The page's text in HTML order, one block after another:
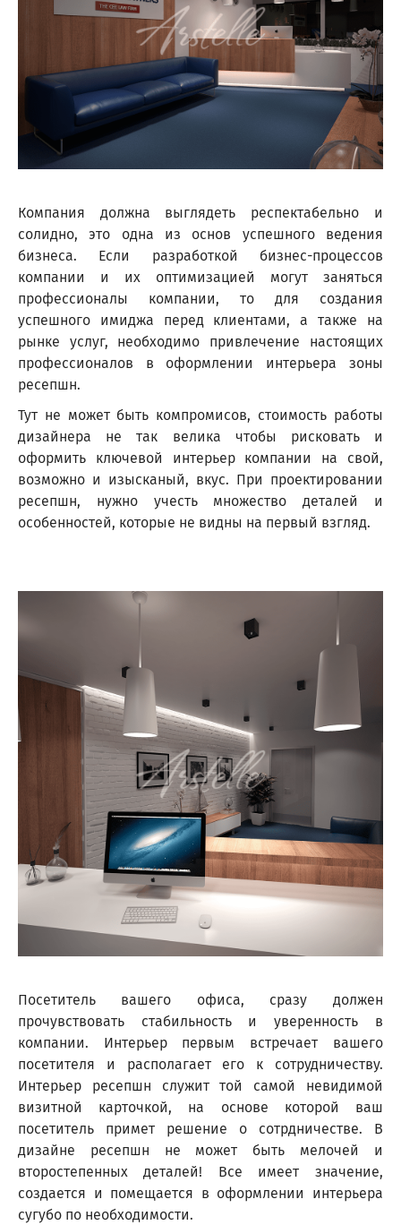
Компания должна выглядеть респектабельно и
солидно, это одна из основ успешного ведения
бизнеса. Если разработкой бизнес-процессов
компании и их оптимизацией могут заняться
профессионалы компании, то для создания
успешного имиджа перед клиентами, а также на
рынке услуг, необходимо привлечение настоящих
профессионалов в оформлении интерьера зоны
ресепшн.
Тут не может быть компромисов, стоимость работы
дизайнера не так велика чтобы рисковать и
оформить ключевой интерьер компании на свой,
возможно и изысканый, вкус. При проектировании
ресепшн, нужно учесть множество деталей и
особенностей, которые не видны на первый взгляд.
Посетитель вашего офиса, сразу должен
прочувствовать стабильность и уверенность в
компании. Интерьер первым встречает вашего
посетителя и располагает его к сотрудничеству.
Интерьер ресепшн служит той самой невидимой
визитной карточкой, на основе которой ваш
посетитель примет решение о сотрдничестве. В
дизайне ресепшн не может быть мелочей и
второстепенных деталей! Все имеет значение,
создается и помещается в оформлении интерьера
сугубо по необходимости.